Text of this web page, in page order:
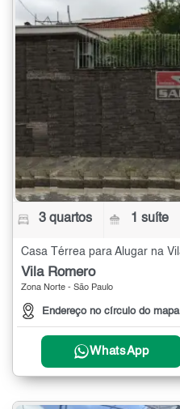
3 quartos 1 suíte
Vila Romero
Zona Norte - São Paulo
Endereço no círculo do mapa
WhatsApp